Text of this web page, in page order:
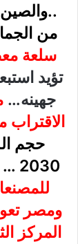
من
سلعة
تؤيد
جهينه…
الاقتراب
حجم
2030 …
ومصر
المركز